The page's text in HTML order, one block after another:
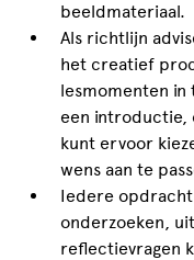
beeldmateriaal.
Als richtlijn
het creatief
lesmomenten
een
kunt ervoor
wens aan te
Iedere
onderzoeken,
reflectievragen